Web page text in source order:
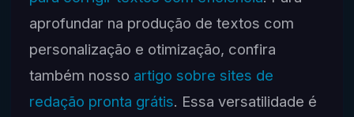
aprofundar na produção de textos com
personalização e otimização, confira
também nosso artigo sobre sites de
redação pronta grátis. Essa versatilidade é